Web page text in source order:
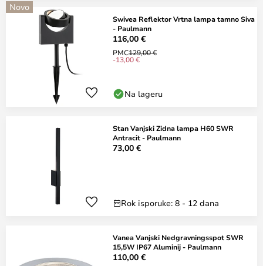
Novo
Swivea Reflektor Vrtna lampa tamno Siva
- Paulmann
116,00 €
PMC129,00 €
-13,00 €
Na lageru
Stan Vanjski Zidna lampa H60 SWR
Antracit - Paulmann
73,00 €
Rok isporuke: 8 - 12 dana
Vanea Vanjski Nedgravningsspot SWR
15,5W IP67 Aluminij - Paulmann
110,00 €